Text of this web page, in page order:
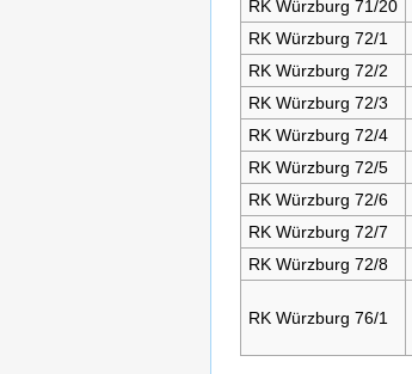
RK Würzburg 71/20
RK Würzburg 72/1
RK Würzburg 72/2
RK Würzburg 72/3
RK Würzburg 72/4
RK Würzburg 72/5
RK Würzburg 72/6
RK Würzburg 72/7
RK Würzburg 72/8
RK Würzburg 76/1